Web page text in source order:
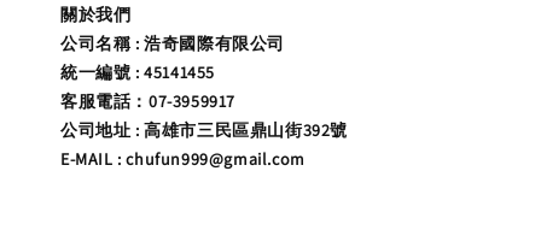
關於我們
公司名稱 : 浩奇國際有限公司
統一編號 : 45141455
客服電話：07-3959917
公司地址 : 高雄市三民區鼎山街392號
E-MAIL : chufun999@gmail.com